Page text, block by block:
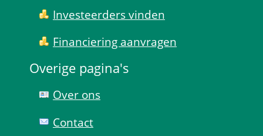
Investeerders vinden
Financiering aanvragen
Overige pagina's
Over ons
Contact